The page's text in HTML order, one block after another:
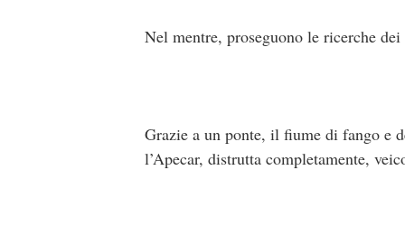
Nel mentre, proseguono le ricerche
Grazie a un ponte, il fiume di fango e
l’Apecar, distrutta completamente,